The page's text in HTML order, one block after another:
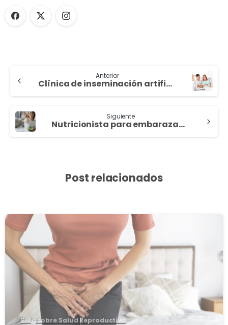
Anterior
Clínica de inseminación artificial: ¿Puede ayudarme?
Siguiente
Nutricionista para embarazadas
Post relacionados
Blog sobre Salud Reproductiva